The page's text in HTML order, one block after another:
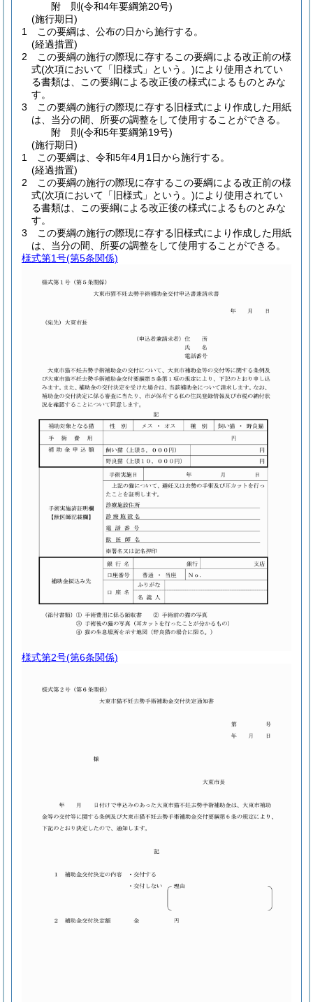
附 則(令和4年要綱第20号)
(施行期日)
1
この要綱は、公布の日から施行する。
(経過措置)
2
この要綱の施行の際現に存するこの要綱による改正前の様
式(次項において「旧様式」という。)により使用されてい
る書類は、この要綱による改正後の様式によるものとみな
す。
3
この要綱の施行の際現に存する旧様式により作成した用紙
は、当分の間、所要の調整をして使用することができる。
附 則(令和5年要綱第19号)
(施行期日)
1
この要綱は、令和5年4月1日から施行する。
(経過措置)
2
この要綱の施行の際現に存するこの要綱による改正前の様
式(次項において「旧様式」という。)により使用されてい
る書類は、この要綱による改正後の様式によるものとみな
す。
3
この要綱の施行の際現に存する旧様式により作成した用紙
は、当分の間、所要の調整をして使用することができる。
様式第1号(第5条関係)
様式第2号(第6条関係)